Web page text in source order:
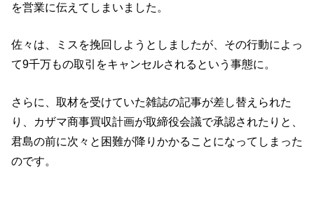
を営業に伝えてしまいました。
佐々は、ミスを挽回しようとしましたが、その行動によっ
て9千万もの取引をキャンセルされるという事態に。
さらに、取材を受けていた雑誌の記事が差し替えられた
り、カザマ商事買収計画が取締役会議で承認されたりと、
君島の前に次々と困難が降りかかることになってしまった
のです。